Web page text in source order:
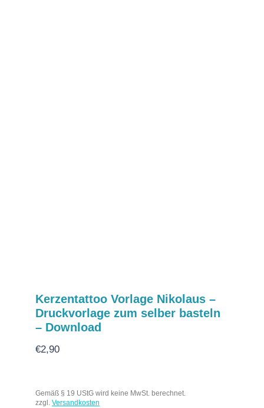
Kerzentattoo Vorlage Nikolaus –
Druckvorlage zum selber basteln
– Download
€2,90
Gemäß § 19 UStG wird keine MwSt. berechnet.
zzgl. Versandkosten